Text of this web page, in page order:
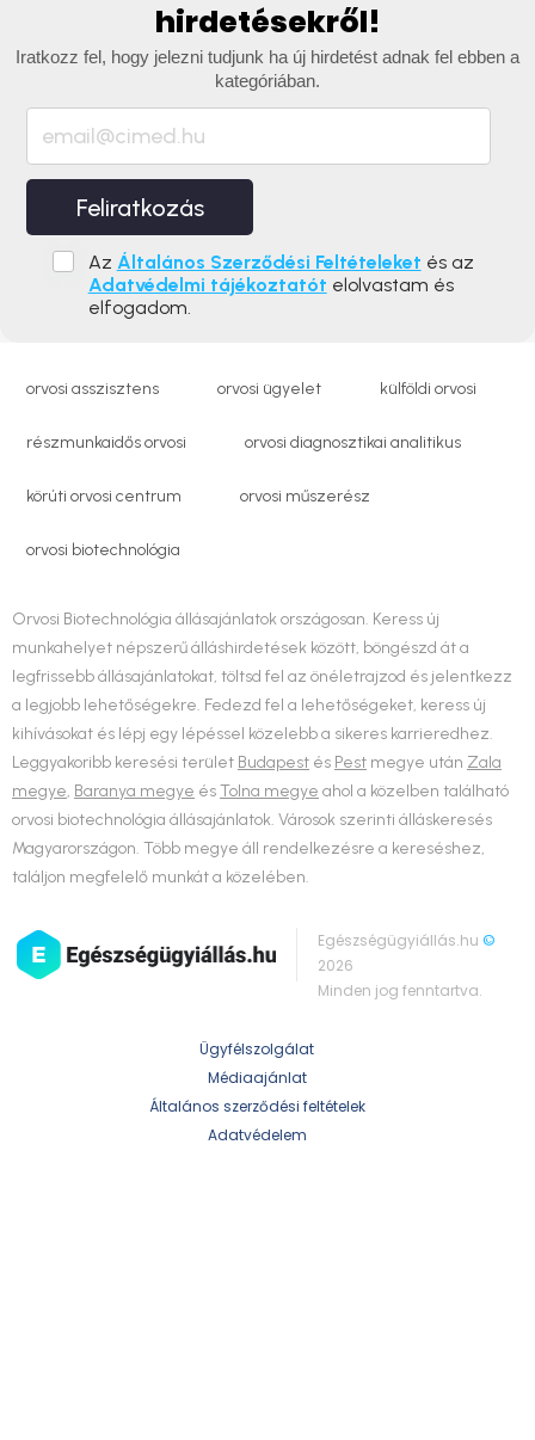
hirdetésekről!
Iratkozz fel, hogy jelezni tudjunk ha új hirdetést adnak fel ebben a
kategóriában.
Feliratkozás
Az Általános Szerződési Feltételeket és az
Adatvédelmi tájékoztatót elolvastam és
elfogadom.
orvosi asszisztens orvosi ügyelet külföldi orvosi
részmunkaidős orvosi orvosi diagnosztikai analitikus
körúti orvosi centrum orvosi műszerész
orvosi biotechnológia
Orvosi Biotechnológia állásajánlatok országosan. Keress új
munkahelyet népszerű álláshirdetések között, böngészd át a
legfrissebb állásajánlatokat, töltsd fel az önéletrajzod és jelentkezz
a legjobb lehetőségekre. Fedezd fel a lehetőségeket, keress új
kihívásokat és lépj egy lépéssel közelebb a sikeres karrieredhez.
Leggyakoribb keresési terület Budapest és Pest megye után Zala
megye, Baranya megye ésTolna megye ahol a közelben található
orvosi biotechnológia állásajánlatok. Városok szerinti álláskeresés
Magyarországon. Több megye áll rendelkezésre a kereséshez,
találjon megfelelő munkát a közelében.
Egészségügyiállás.hu©
2026
Minden jog fenntartva.
Ügyfélszolgálat
Médiaajánlat
Általános szerződési feltételek
Adatvédelem